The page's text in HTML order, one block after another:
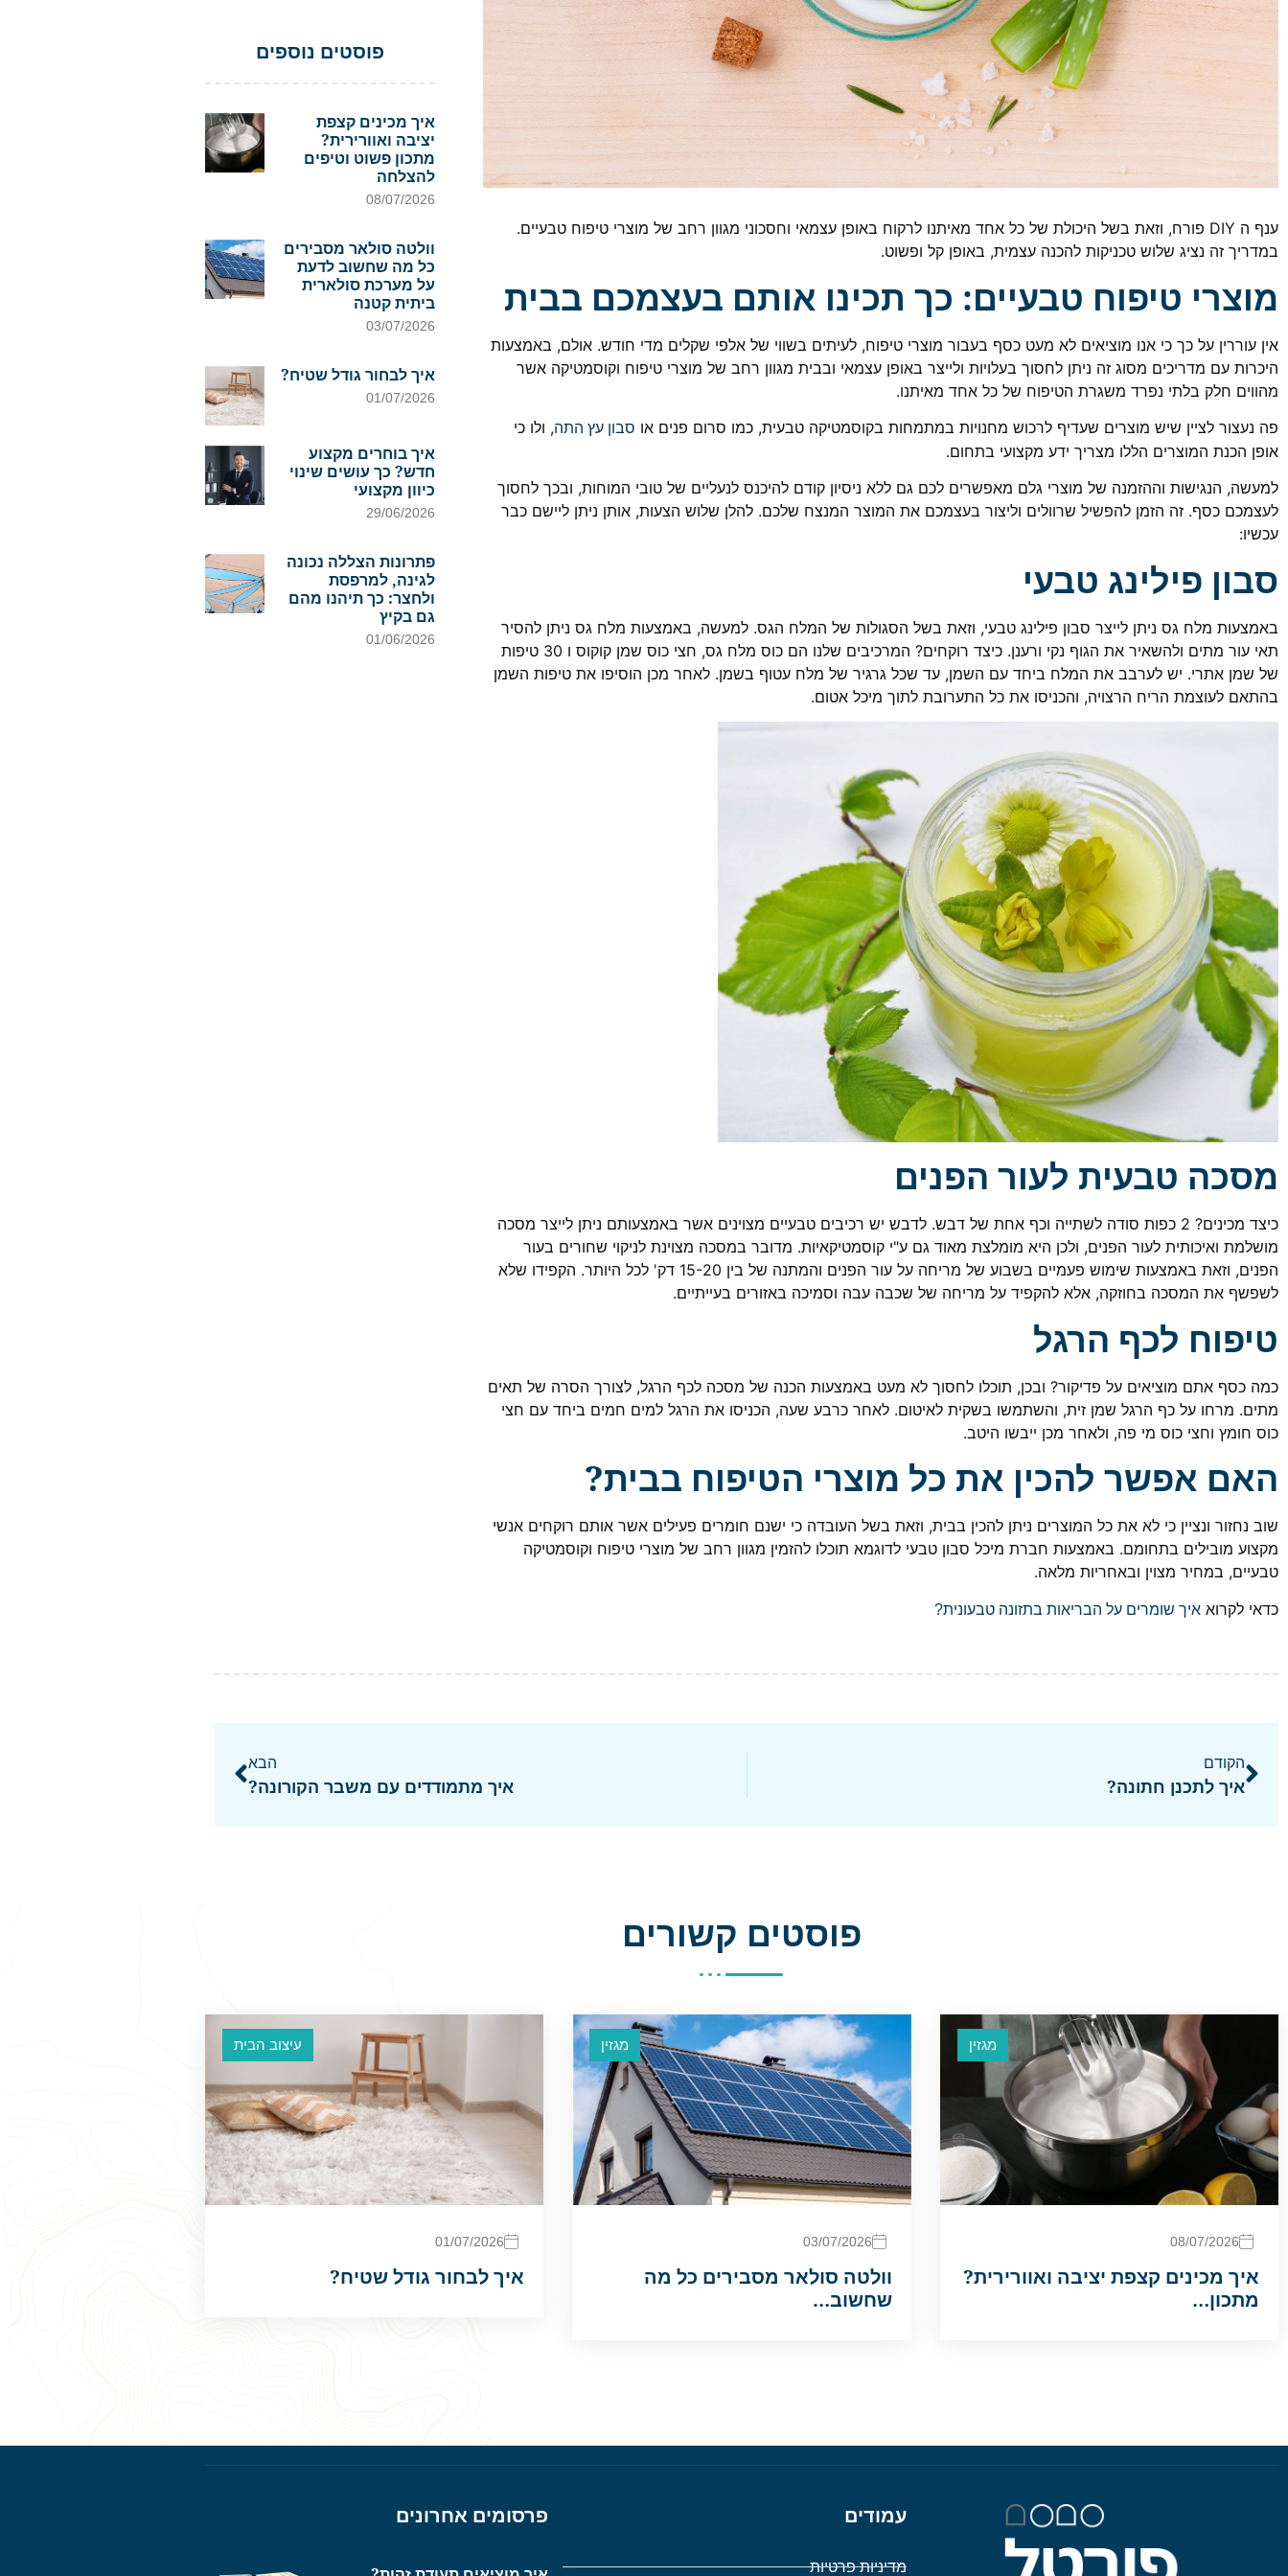
ענף ה DIY פורח, וזאת בשל היכולת של כל אחד מאיתנו לרקוח באופן עצמאי וחסכוני מגוון רחב של מוצרי טיפוח טבעיים.
במדריך זה נציג שלוש טכניקות להכנה עצמית, באופן קל ופשוט.
מוצרי טיפוח טבעיים: כך תכינו אותם בעצמכם בבית
אין עוררין על כך כי אנו מוציאים לא מעט כסף בעבור מוצרי טיפוח, לעיתים בשווי של אלפי שקלים מדי חודש. אולם, באמצעות
היכרות עם מדריכים מסוג זה ניתן לחסוך בעלויות ולייצר באופן עצמאי ובבית מגוון רחב של מוצרי טיפוח וקוסמטיקה אשר
מהווים חלק בלתי נפרד משגרת הטיפוח של כל אחד מאיתנו.
פה נעצור לציין שיש מוצרים שעדיף לרכוש מחנויות במתמחות בקוסמטיקה טבעית, כמו סרום פנים או סבון עץ התה, ולו כי
אופן הכנת המוצרים הללו מצריך ידע מקצועי בתחום.
למעשה, הנגישות וההזמנה של מוצרי גלם מאפשרים לכם גם ללא ניסיון קודם להיכנס לנעליים של טובי המוחות, ובכך לחסוך
לעצמכם כסף. זה הזמן להפשיל שרוולים וליצור בעצמכם את המוצר המנצח שלכם. להלן שלוש הצעות, אותן ניתן ליישם כבר
עכשיו:
סבון פילינג טבעי
באמצעות מלח גס ניתן לייצר סבון פילינג טבעי, וזאת בשל הסגולות של המלח הגס. למעשה, באמצעות מלח גס ניתן להסיר
תאי עור מתים ולהשאיר את הגוף נקי ורענן. כיצד רוקחים? המרכיבים שלנו הם כוס מלח גס, חצי כוס שמן קוקוס ו 30 טיפות
של שמן אתרי. יש לערבב את המלח ביחד עם השמן, עד שכל גרגיר של מלח עטוף בשמן. לאחר מכן הוסיפו את טיפות השמן
בהתאם לעוצמת הריח הרצויה, והכניסו את כל התערובת לתוך מיכל אטום.
מסכה טבעית לעור הפנים
כיצד מכינים? 2 כפות סודה לשתייה וכף אחת של דבש. לדבש יש רכיבים טבעיים מצוינים אשר באמצעותם ניתן לייצר מסכה
מושלמת ואיכותית לעור הפנים, ולכן היא מומלצת מאוד גם ע"י קוסמטיקאיות. מדובר במסכה מצוינת לניקוי שחורים בעור
הפנים, וזאת באמצעות שימוש פעמיים בשבוע של מריחה על עור הפנים והמתנה של בין 15-20 דק' לכל היותר. הקפידו שלא
לשפשף את המסכה בחוזקה, אלא להקפיד על מריחה של שכבה עבה וסמיכה באזורים בעייתיים.
טיפוח לכף הרגל
כמה כסף אתם מוציאים על פדיקור? ובכן, תוכלו לחסוך לא מעט באמצעות הכנה של מסכה לכף הרגל, לצורך הסרה של תאים
מתים. מרחו על כף הרגל שמן זית, והשתמשו בשקית לאיטום. לאחר כרבע שעה, הכניסו את הרגל למים חמים ביחד עם חצי
כוס חומץ וחצי כוס מי פה, ולאחר מכן ייבשו היטב.
האם אפשר להכין את כל מוצרי הטיפוח בבית?
שוב נחזור ונציין כי לא את כל המוצרים ניתן להכין בבית, וזאת בשל העובדה כי ישנם חומרים פעילים אשר אותם רוקחים אנשי
מקצוע מובילים בתחומם. באמצעות חברת מיכל סבון טבעי לדוגמא תוכלו להזמין מגוון רחב של מוצרי טיפוח וקוסמטיקה
טבעיים, במחיר מצוין ובאחריות מלאה.
כדאי לקרוא איך שומרים על הבריאות בתזונה טבעונית?
פוסטים נוספים
איך מכינים קצפת
יציבה ואוורירית?
מתכון פשוט וטיפים
להצלחה
08/07/2026
וולטה סולאר מסבירים
כל מה שחשוב לדעת
על מערכת סולארית
ביתית קטנה
03/07/2026
איך לבחור גודל שטיח?
01/07/2026
איך בוחרים מקצוע
חדש? כך עושים שינוי
כיוון מקצועי
29/06/2026
פתרונות הצללה נכונה
לגינה, למרפסת
ולחצר: כך תיהנו מהם
גם בקיץ
01/06/2026
הקודם
איך לתכנן חתונה?
הבא
איך מתמודדים עם משבר הקורונה?
פוסטים קשורים
מגזין
08/07/2026
איך מכינים קצפת יציבה ואוורירית?
מתכון…
מגזין
03/07/2026
וולטה סולאר מסבירים כל מה
שחשוב…
עיצוב הבית
01/07/2026
איך לבחור גודל שטיח?
עמודים
מדיניות פרטיות
פרסומים אחרונים